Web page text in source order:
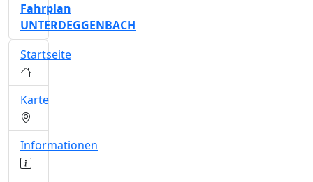
Fahrplan
UNTERDEGGENBACH
Startseite
Karte
Informationen